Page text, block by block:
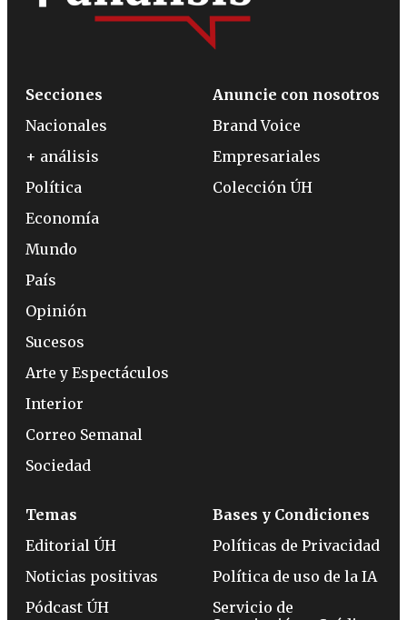
Secciones
Nacionales
+ análisis
Política
Economía
Mundo
País
Opinión
Sucesos
Arte y Espectáculos
Interior
Correo Semanal
Sociedad
Anuncie con nosotros
Brand Voice
Empresariales
Colección ÚH
Temas
Editorial ÚH
Noticias positivas
Pódcast ÚH
Bases y Condiciones
Políticas de Privacidad
Política de uso de la IA
Servicio de